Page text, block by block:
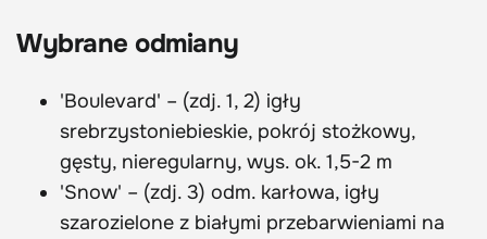
Wybrane odmiany
'Boulevard' – (zdj. 1, 2) igły
srebrzystoniebieskie, pokrój stożkowy,
gęsty, nieregularny, wys. ok. 1,5-2 m
'Snow' – (zdj. 3) odm. karłowa, igły
szarozielone z białymi przebarwieniami na